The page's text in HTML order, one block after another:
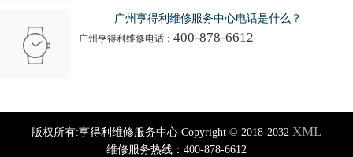
广州亨得利维修服务中心电话是什么？
广州亨得利维修电话： 400-878-6612
版权所有:亨得利维修服务中心 Copyright © 2018-2032 XML
维修服务热线：400-878-6612